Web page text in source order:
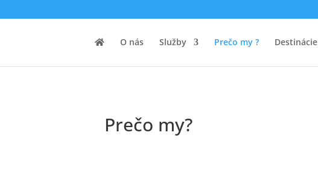
O nás Služby Prečo my ? Destinácie
Prečo my?